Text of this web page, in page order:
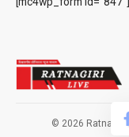
© 2026 Ratnagiri